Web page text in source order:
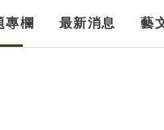
專欄 最新消息 藝